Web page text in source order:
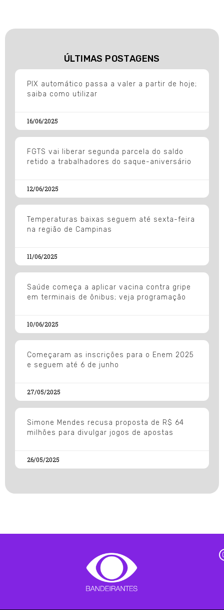
ÚLTIMAS POSTAGENS
PIX automático passa a valer a partir de hoje;
saiba como utilizar
16/06/2025
FGTS vai liberar segunda parcela do saldo
retido a trabalhadores do saque-aniversário
12/06/2025
Temperaturas baixas seguem até sexta-feira
na região de Campinas
11/06/2025
Saúde começa a aplicar vacina contra gripe
em terminais de ônibus; veja programação
10/06/2025
Começaram as inscrições para o Enem 2025
e seguem até 6 de junho
27/05/2025
Simone Mendes recusa proposta de R$ 64
milhões para divulgar jogos de apostas
26/05/2025